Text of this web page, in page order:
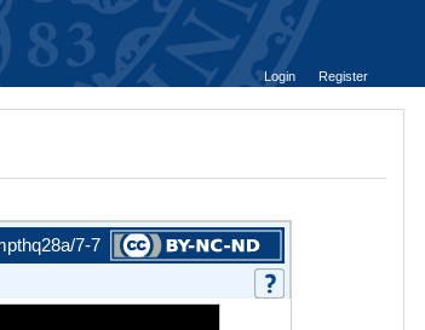
Login
Register